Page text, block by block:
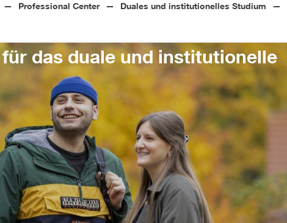
Professional Center Duales und institutionelles Studium
das duale und institutionelle